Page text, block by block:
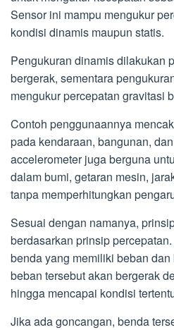
Sensor ini mampu mengukur
kondisi dinamis maupun statis.
Pengukuran dinamis dilakukan
bergerak, sementara
mengukur percepatan gravitasi
Contoh penggunaannya
pada kendaraan, bangunan,
accelerometer juga berguna
dalam bumi, getaran mesin,
tanpa memperhitungkan
Sesuai dengan namanya,
berdasarkan prinsip
benda yang memiliki beban
beban tersebut akan bergerak
hingga mencapai kondisi
Jika ada goncangan, benda